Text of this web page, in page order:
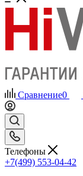
Сравнение0
Телефоны
+7(499) 553-04-42